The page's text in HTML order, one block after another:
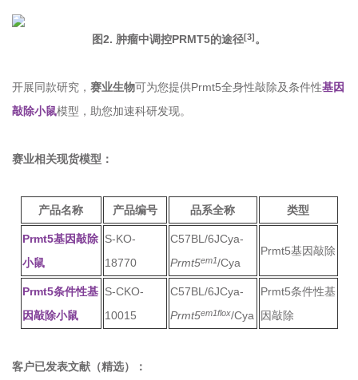
图2. 肿瘤中调控PRMT5的途径[3] 。
开展同款研究， 赛业生物可为您提供Prmt5全身性敲除及条件性基因
敲除小鼠模型，助您加速科研发现。
赛业相关现货模型：
产品名称 产品编号 品系全称 类型
Prmt5基因敲除
小鼠
S-KO-
18770
C57BL/6JCya-
Prmt5em1/Cya
Prmt5基因敲除
Prmt5条件性基
因敲除小鼠
S-CKO-
10015
C57BL/6JCya-
Prmt5em1flox/Cya
Prmt5条件性基
因敲除
客户已发表文献（精选）：